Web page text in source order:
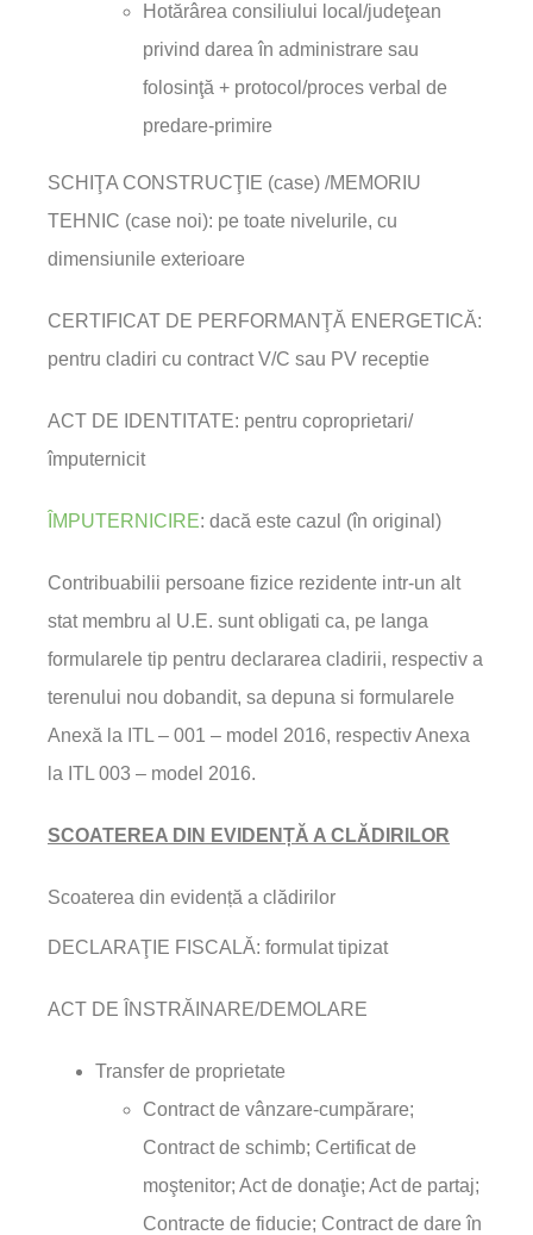
Hotărârea consiliului local/judeţean
privind darea în administrare sau
folosinţă + protocol/proces verbal de
predare-primire
SCHIŢA CONSTRUCŢIE (case) /MEMORIU
TEHNIC (case noi): pe toate nivelurile, cu
dimensiunile exterioare
CERTIFICAT DE PERFORMANŢĂ ENERGETICĂ:
pentru cladiri cu contract V/C sau PV receptie
ACT DE IDENTITATE: pentru coproprietari/
împuternicit
ÎMPUTERNICIRE: dacă este cazul (în original)
Contribuabilii persoane fizice rezidente intr-un alt
stat membru al U.E. sunt obligati ca, pe langa
formularele tip pentru declararea cladirii, respectiv a
terenului nou dobandit, sa depuna si formularele
Anexă la ITL – 001 – model 2016, respectiv Anexa
la ITL 003 – model 2016.
SCOATEREA DIN EVIDENȚĂ A CLĂDIRILOR
Scoaterea din evidență a clădirilor
DECLARAŢIE FISCALĂ: formulat tipizat
ACT DE ÎNSTRĂINARE/DEMOLARE
Transfer de proprietate
Contract de vânzare-cumpărare;
Contract de schimb; Certificat de
moştenitor; Act de donaţie; Act de partaj;
Contracte de fiducie; Contract de dare în